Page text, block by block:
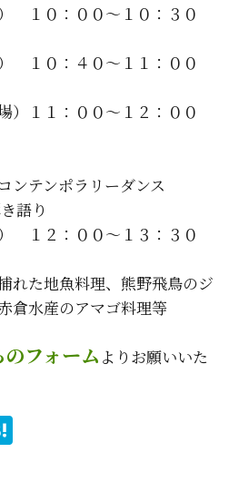
１０：００～１０：３０
１０：４０～１１：００
１１：００～１２：００
コンテンポラリーダンス
語り
１２：００～１３：３０
れた地魚料理、熊野飛鳥のジ
倉水産のアマゴ料理等
のフォーム よりお願いいた